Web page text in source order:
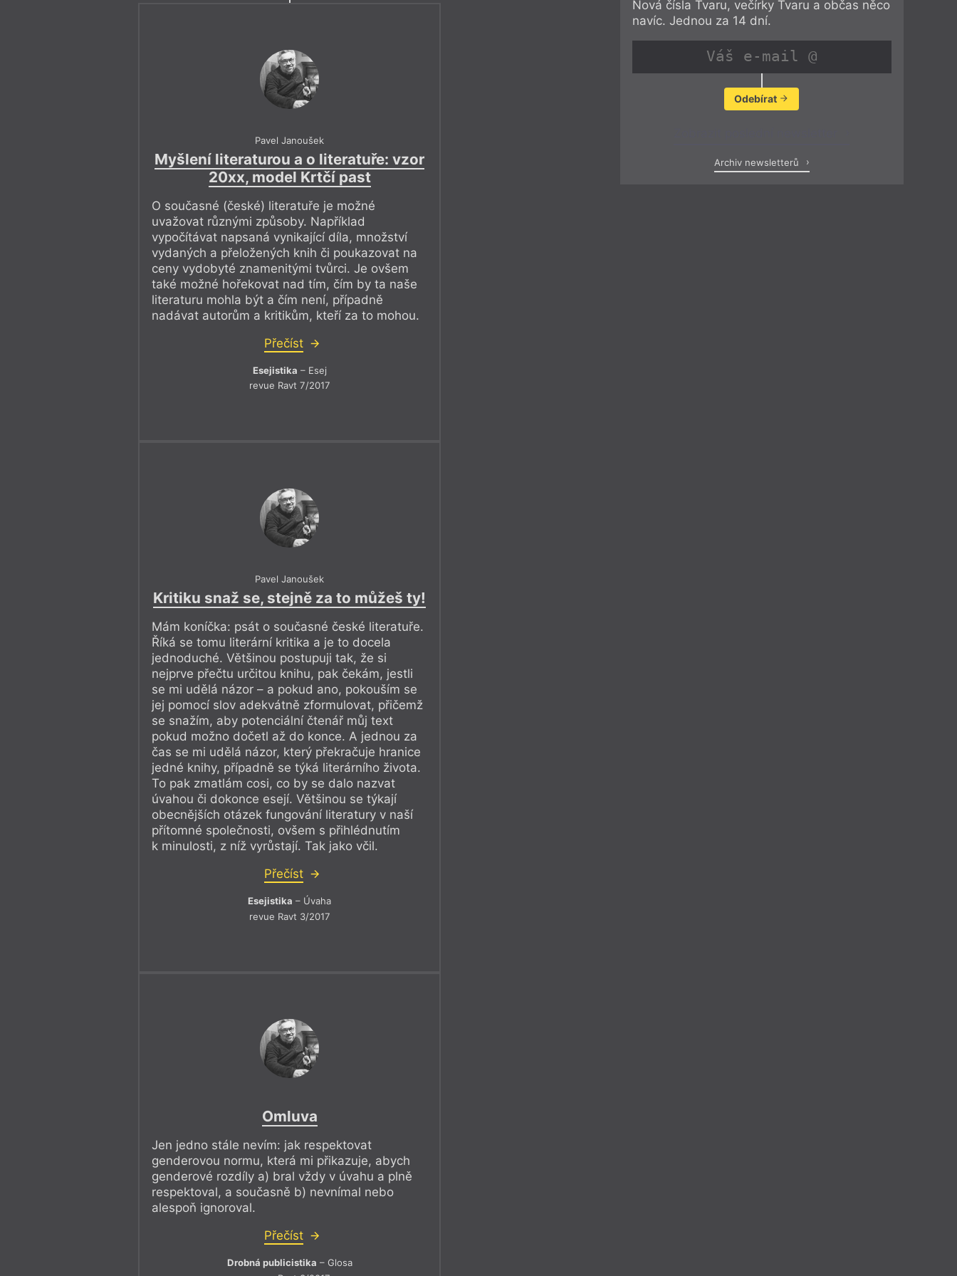
Pavel Janoušek
Myšlení literaturou a o literatuře: vzor
20xx, model Krtčí past
O současné (české) literatuře je možné
uvažovat různými způsoby. Například
vypočítávat napsaná vynikající díla, množství
vydaných a přeložených knih či poukazovat na
ceny vydobyté znamenitými tvůrci. Je ovšem
také možné hořekovat nad tím, čím by ta naše
literaturu mohla být a čím není, případně
nadávat autorům a kritikům, kteří za to mohou.
Přečíst
Esejistika – Esej
revue Ravt 7/2017
Pavel Janoušek
Kritiku snaž se, stejně za to můžeš ty!
Mám koníčka: psát o současné české literatuře.
Říká se tomu literární kritika a je to docela
jednoduché. Většinou postupuji tak, že si
nejprve přečtu určitou knihu, pak čekám, jestli
se mi udělá názor – a pokud ano, pokouším se
jej pomocí slov adekvátně zformulovat, přičemž
se snažím, aby potenciální čtenář můj text
pokud možno dočetl až do konce. A jednou za
čas se mi udělá názor, který překračuje hranice
jedné knihy, případně se týká literárního života.
To pak zmatlám cosi, co by se dalo nazvat
úvahou či dokonce esejí. Většinou se týkají
obecnějších otázek fungování literatury v naší
přítomné společnosti, ovšem s přihlédnutím
k minulosti, z níž vyrůstají. Tak jako včil.
Přečíst
Esejistika – Úvaha
revue Ravt 3/2017
Omluva
Jen jedno stále nevím: jak respektovat
genderovou normu, která mi přikazuje, abych
genderové rozdíly a) bral vždy v úvahu a plně
respektoval, a současně b) nevnímal nebo
alespoň ignoroval.
Přečíst
Drobná publicistika – Glosa
Nová čísla Tvaru, večírky Tvaru a občas něco
navíc. Jednou za 14 dní.
Odebírat
Archiv newsletterů